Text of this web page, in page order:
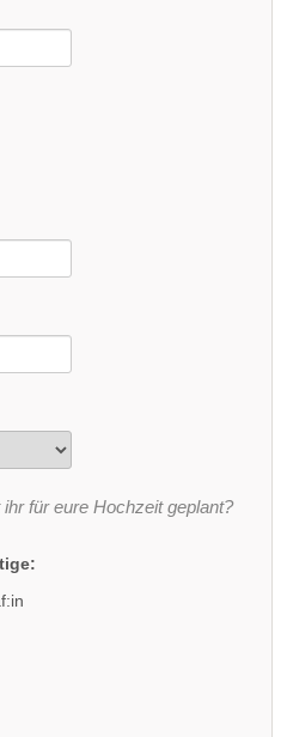
für eure Hochzeit geplant?